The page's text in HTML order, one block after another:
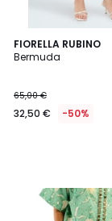
FIORELLA RUBINO
Bermuda
65,00 €
32,50 € -50%